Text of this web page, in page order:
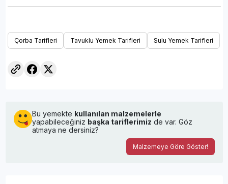
Çorba Tarifleri Tavuklu Yemek Tarifleri Sulu Yemek Tarifleri
Bu yemekte kullanılan malzemelerle
yapabileceğiniz başka tariflerimiz de var. Göz
atmaya ne dersiniz?
Malzemeye Göre Göster!